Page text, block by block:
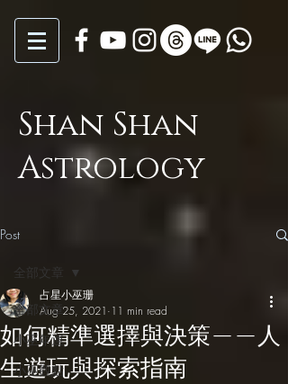
Shan Shan
Astrology
Post
全部文章
小巫年運
小巫觀點
全部文章
如何精準選擇與決策——人
生遊玩與探索指南
占星小巫珊
Aug 25, 2021 11 min read